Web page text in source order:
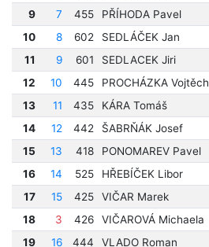
9
7 455 PŘÍHODA Pavel
10
8 602 SEDLÁČEK Jan
11
9 601 SEDLACEK Jiri
12
10 445 PROCHÁZKA Vojtěch
13
11 435 KÁRA Tomáš
14
12 442 ŠABRŇÁK Josef
15
13 418 PONOMAREV Pavel
16
14 525 HŘEBÍČEK Libor
17
15 425 VIČAR Marek
18
3 426 VIČAROVÁ Michaela
19
16 444 VLADO Roman